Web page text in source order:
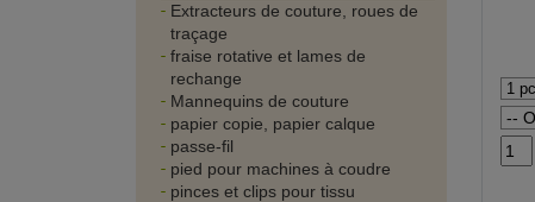
Extracteurs de couture, roues de
traçage
fraise rotative et lames de
rechange
Mannequins de couture
papier copie, papier calque
passe-fil
pied pour machines à coudre
pinces et clips pour tissu